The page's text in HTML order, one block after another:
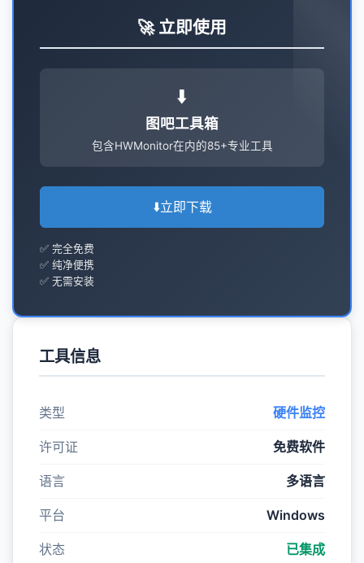
🚀 立即使用
⬇️
图吧工具箱
包含HWMonitor在内的85+专业工具
⬇️立即下载
✅ 完全免费
✅ 纯净便携
✅ 无需安装
工具信息
类型 硬件监控
许可证 免费软件
语言 多语言
平台 Windows
状态 已集成